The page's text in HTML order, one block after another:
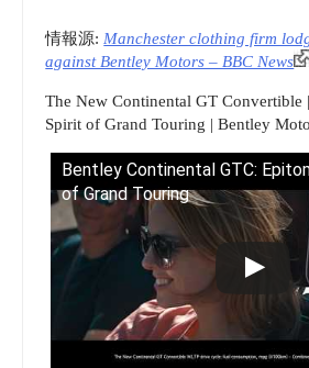
情報源: Manchester clothing firm
against Bentley Motors – BBC News
The New Continental GT Convertible
Spirit of Grand Touring | Bentley
Bentley Continental GTC:
of Grand Touring